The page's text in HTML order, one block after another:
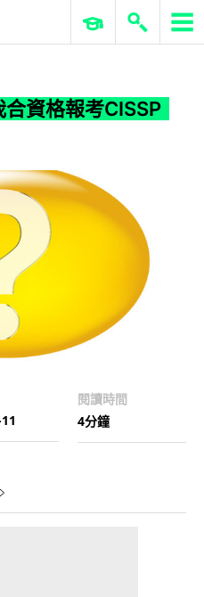
我合資格報考CISSP 嗎?
ERP 與商業 AI
合資格報考CISSP
閱讀時間
4分鐘